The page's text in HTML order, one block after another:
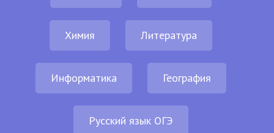
Химия Литература
Информатика География
Русский язык ОГЭ